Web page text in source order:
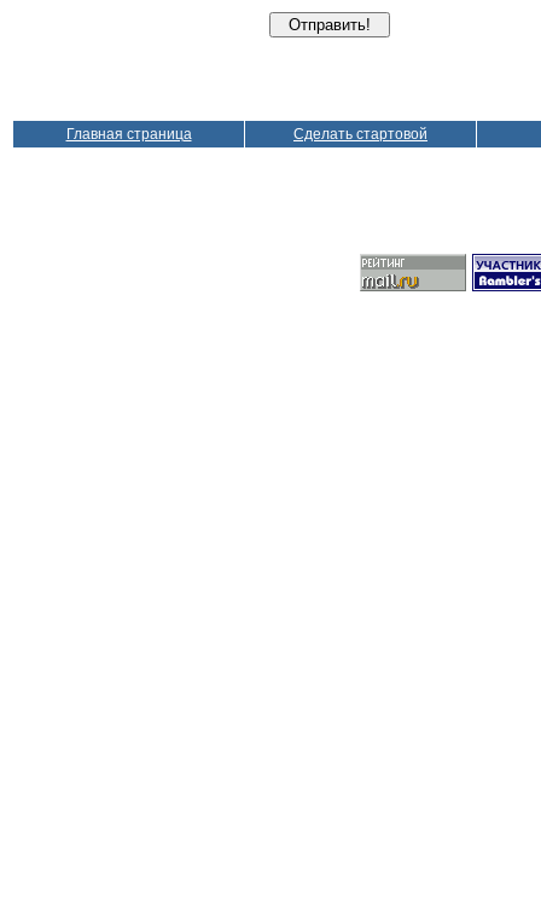
Главная страница Сделать стартовой